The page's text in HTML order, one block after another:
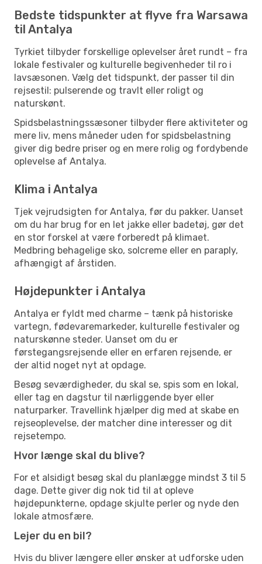
Bedste tidspunkter at flyve fra Warsawa
til Antalya
Tyrkiet tilbyder forskellige oplevelser året rundt – fra
lokale festivaler og kulturelle begivenheder til ro i
lavsæsonen. Vælg det tidspunkt, der passer til din
rejsestil: pulserende og travlt eller roligt og
naturskønt.
Spidsbelastningssæsoner tilbyder flere aktiviteter og
mere liv, mens måneder uden for spidsbelastning
giver dig bedre priser og en mere rolig og fordybende
oplevelse af Antalya.
Klima i Antalya
Tjek vejrudsigten for Antalya, før du pakker. Uanset
om du har brug for en let jakke eller badetøj, gør det
en stor forskel at være forberedt på klimaet.
Medbring behagelige sko, solcreme eller en paraply,
afhængigt af årstiden.
Højdepunkter i Antalya
Antalya er fyldt med charme – tænk på historiske
vartegn, fødevaremarkeder, kulturelle festivaler og
naturskønne steder. Uanset om du er
førstegangsrejsende eller en erfaren rejsende, er
der altid noget nyt at opdage.
Besøg seværdigheder, du skal se, spis som en lokal,
eller tag en dagstur til nærliggende byer eller
naturparker. Travellink hjælper dig med at skabe en
rejseoplevelse, der matcher dine interesser og dit
rejsetempo.
Hvor længe skal du blive?
For et alsidigt besøg skal du planlægge mindst 3 til 5
dage. Dette giver dig nok tid til at opleve
højdepunkterne, opdage skjulte perler og nyde den
lokale atmosfære.
Lejer du en bil?
Hvis du bliver længere eller ønsker at udforske uden